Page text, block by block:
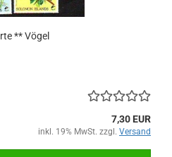
** Vögel
7,30 EUR
inkl. 19% MwSt. zzgl. Versand